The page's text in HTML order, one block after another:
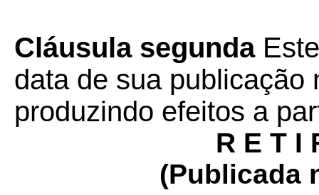
Cláusula segunda
data de sua publicação
produzindo efeitos a
R E T I
(Publicada